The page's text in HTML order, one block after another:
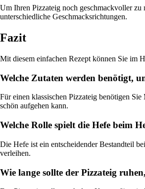
Um Ihren Pizzateig noch geschmackvoller
unterschiedliche Geschmacksrichtungen.
Fazit
Mit diesem einfachen Rezept können Sie im
Welche Zutaten werden benötigt,
Für einen klassischen Pizzateig benötigen
schön aufgehen kann.
Welche Rolle spielt die Hefe beim
Die Hefe ist ein entscheidender Bestandteil
verleihen.
Wie lange sollte der Pizzateig